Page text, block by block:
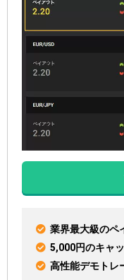
業界最大級のペ
5,000円のキャ
高性能デモトレ